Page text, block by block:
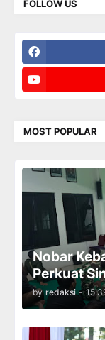
FOLLOW US
MOST POPULAR
Nobar
Perkuat
by redaksi -